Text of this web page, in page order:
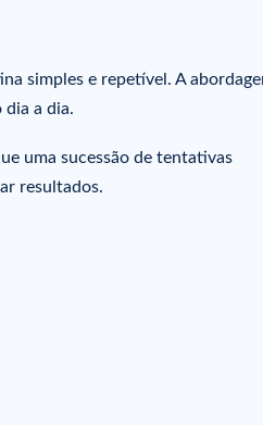
simples e repetível. A
dia a dia.
uma sucessão de tentativas
resultados.